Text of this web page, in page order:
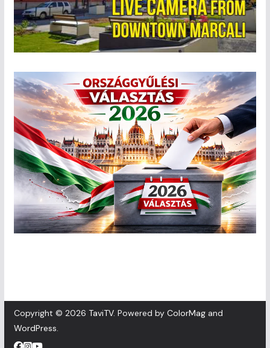
Copyright © 2026 TaviTV. Powered by ColorMagand
WordPress.